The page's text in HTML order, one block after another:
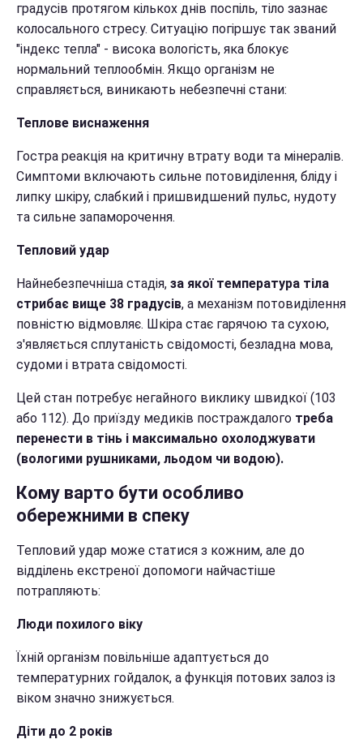
градусів протягом кількох днів поспіль, тіло зазнає
колосального стресу. Ситуацію погіршує так званий
"індекс тепла" - висока вологість, яка блокує
нормальний теплообмін. Якщо організм не
справляється, виникають небезпечні стани:
Теплове виснаження
Гостра реакція на критичну втрату води та мінералів.
Симптоми включають сильне потовиділення, бліду і
липку шкіру, слабкий і пришвидшений пульс, нудоту
та сильне запаморочення.
Тепловий удар
Найнебезпечніша стадія, за якої температура тіла
стрибає вище 38 градусів, а механізм потовиділення
повністю відмовляє. Шкіра стає гарячою та сухою,
з'являється сплутаність свідомості, безладна мова,
судоми і втрата свідомості.
Цей стан потребує негайного виклику швидкої (103
або 112). До приїзду медиків постраждалого треба
перенести в тінь і максимально охолоджувати
(вологими рушниками, льодом чи водою).
Кому варто бути особливо
обережними в спеку
Тепловий удар може статися з кожним, але до
відділень екстреної допомоги найчастіше
потрапляють:
Люди похилого віку
Їхній організм повільніше адаптується до
температурних гойдалок, а функція потових залоз із
віком значно знижується.
Діти до 2 років